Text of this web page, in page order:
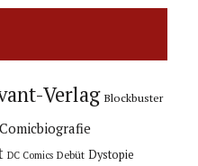
Verlag Blockbuster
Comicbiografie
DC Comics Debüt Dystopie